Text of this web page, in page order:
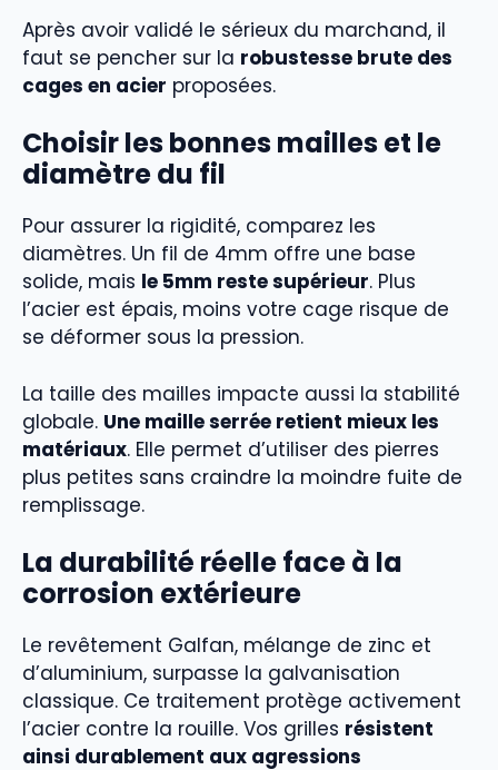
Après avoir validé le sérieux du marchand, il
faut se pencher sur la robustesse brute des
cages en acier proposées.
Choisir les bonnes mailles et le
diamètre du fil
Pour assurer la rigidité, comparez les
diamètres. Un fil de 4mm offre une base
solide, mais le 5mm reste supérieur. Plus
l’acier est épais, moins votre cage risque de
se déformer sous la pression.
La taille des mailles impacte aussi la stabilité
globale. Une maille serrée retient mieux les
matériaux. Elle permet d’utiliser des pierres
plus petites sans craindre la moindre fuite de
remplissage.
La durabilité réelle face à la
corrosion extérieure
Le revêtement Galfan, mélange de zinc et
d’aluminium, surpasse la galvanisation
classique. Ce traitement protège activement
l’acier contre la rouille. Vos grilles résistent
ainsi durablement aux agressions